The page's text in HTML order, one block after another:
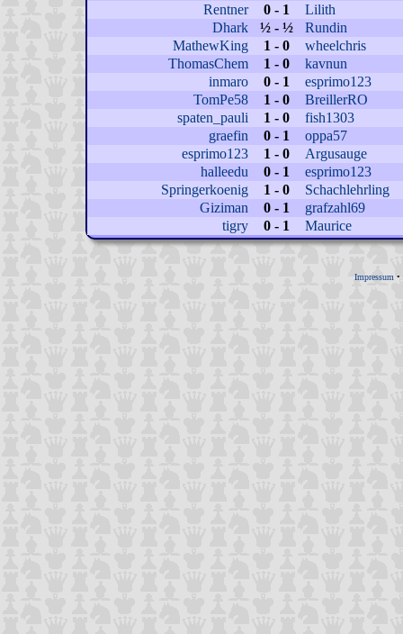
Rentner
0 - 1
Lilith
Dhark
½ - ½
Rundin
MathewKing
1 - 0
wheelchris
ThomasChem
1 - 0
kavnun
inmaro
0 - 1
esprimo123
TomPe58
1 - 0
BreillerRO
spaten_pauli
1 - 0
fish1303
graefin
0 - 1
oppa57
esprimo123
1 - 0
Argusauge
halleedu
0 - 1
esprimo123
Springerkoenig
1 - 0
Schachlehrling
Giziman
0 - 1
grafzahl69
tigry
0 - 1 Maurice
Impressum •